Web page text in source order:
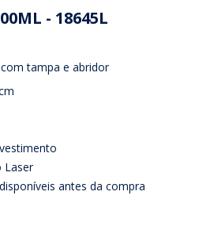
- 18645L
tampa e abridor
Laser
antes da compra